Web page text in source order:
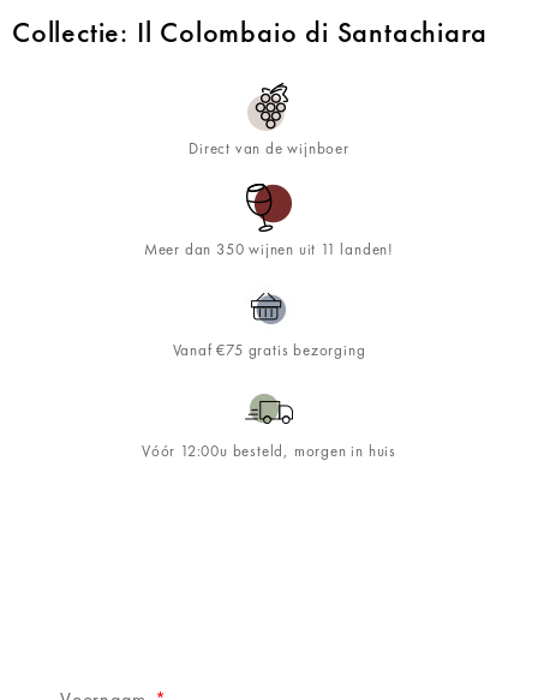
Collectie: Il Colombaio di Santachiara
Direct van de wijnboer
Meer dan 350 wijnen uit 11 landen!
Vanaf €75 gratis bezorging
Vóór 12:00u besteld, morgen in huis